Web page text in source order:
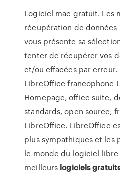
Logiciel mac gratuit. Les
récupération de données
vous présente sa
tenter de récupérer vos
et/ou effacées par erreur.
LibreOffice francophone
Homepage, office suite,
standards, open source,
LibreOffice. LibreOffice
plus sympathiques et les
le monde du logiciel libre
meilleurs logiciels